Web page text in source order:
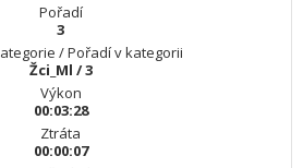
Pořadí
3
/ Pořadí v kategorii
Žci_Ml / 3
Výkon
00:03:28
Ztráta
00:00:07